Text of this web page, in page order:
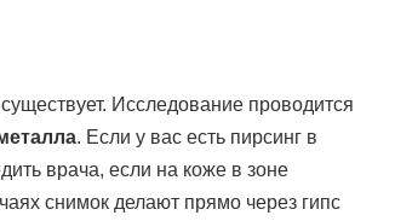
Исследование проводится
. Если у вас есть пирсинг в
врача, если на коже в зоне
снимок делают прямо через гипс